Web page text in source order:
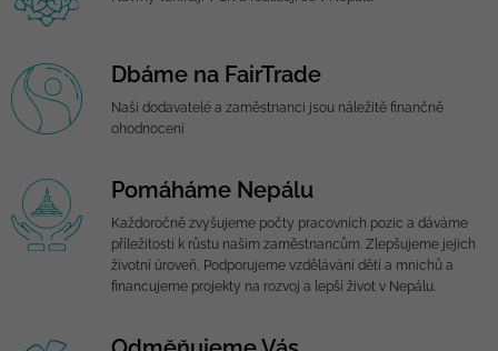
Dbáme na FairTrade
Naši dodavatelé a zaměstnanci jsou náležitě finančně
ohodnoceni
Pomáháme Nepálu
Každoročně zvyšujeme počty pracovních pozic a dáváme
příležitosti k růstu našim zaměstnancům. Zlepšujeme jejich
životní úroveň, Podporujeme vzdělávání dětí a mnichů a
financujeme projekty na rozvoj a lepší život v Nepálu.